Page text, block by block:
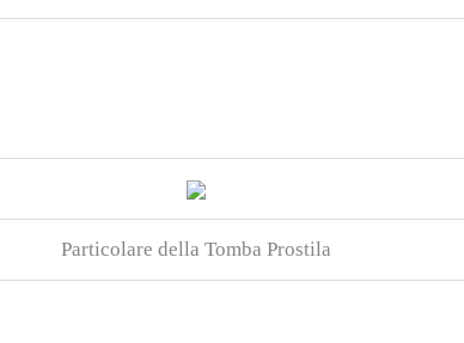
Particolare della Tomba Prostila